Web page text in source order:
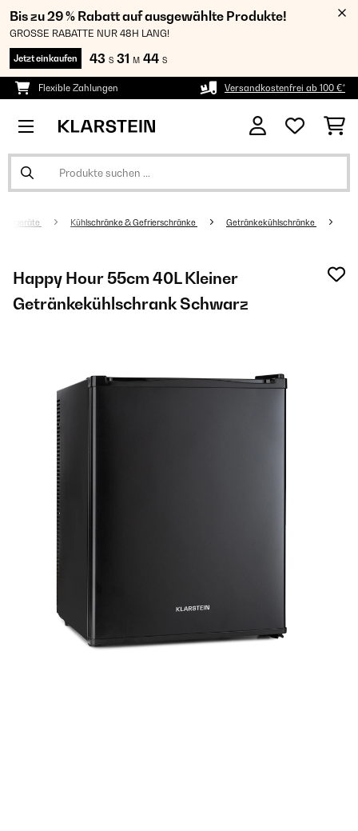
Bis zu 29 % Rabatt auf ausgewählte Produkte!
GROSSE RABATTE NUR 48H LANG!
Jetzt einkaufen 43 S 31 M 44 S
Flexible Zahlungen Versandkostenfrei ab 100 €*
Kühlschränke & Gefrierschränke Getränkekühlschränke
Happy Hour 55cm 40L Kleiner
Getränkekühlschrank Schwarz